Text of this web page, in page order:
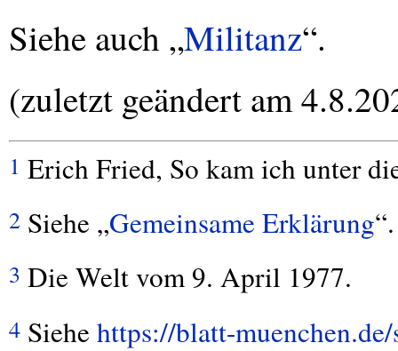
Siehe auch „Militanz“.
(zuletzt geändert am
1 Erich Fried, So kam ich unter
2 Siehe „Gemeinsame Erklärung“.
3 Die Welt vom 9. April 1977.
4 Siehe https://blatt-